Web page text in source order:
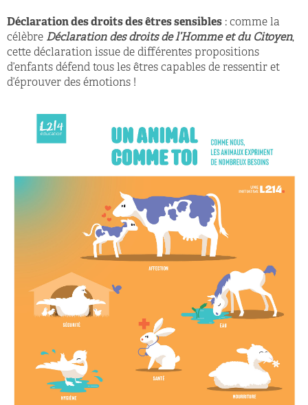
Déclaration des droits des êtres sensibles : comme la
célèbre Déclaration des droits de l’Homme et du Citoyen,
cette déclaration issue de différentes propositions
d’enfants défend tous les êtres capables de ressentir et
d’éprouver des émotions !